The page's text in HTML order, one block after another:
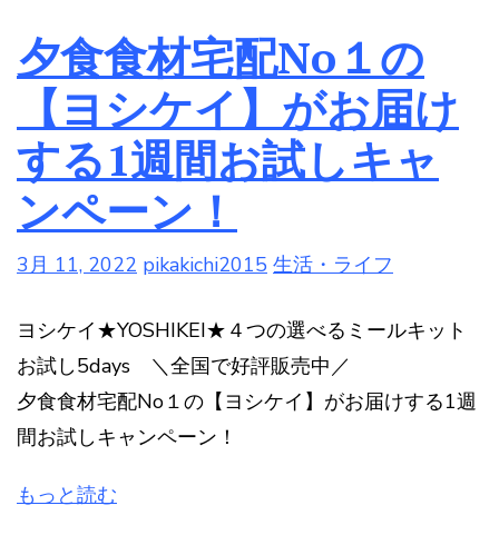
夕食食材宅配No１の
【ヨシケイ】がお届け
する1週間お試しキャ
ンペーン！
3月 11, 2022 pikakichi2015 生活・ライフ
ヨシケイ★YOSHIKEI★４つの選べるミールキット
お試し5days ＼全国で好評販売中／
夕食食材宅配No１の【ヨシケイ】がお届けする1週
間お試しキャンペーン！
もっと読む